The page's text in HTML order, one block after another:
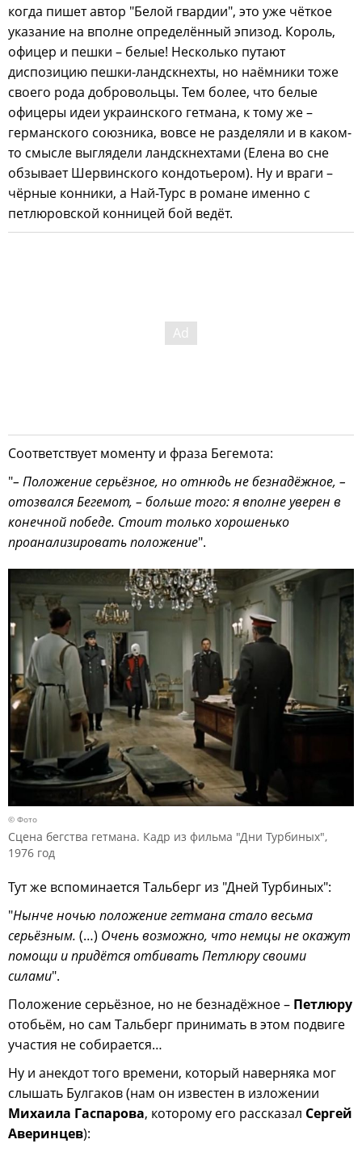
когда пишет автор "Белой гвардии", это уже чёткое
указание на вполне определённый эпизод. Король,
офицер и пешки – белые! Несколько путают
диспозицию пешки-ландскнехты, но наёмники тоже
своего рода добровольцы. Тем более, что белые
офицеры идеи украинского гетмана, к тому же –
германского союзника, вовсе не разделяли и в каком-
то смысле выглядели ландскнехтами (Елена во сне
обзывает Шервинского кондотьером). Ну и враги –
чёрные конники, а Най-Турс в романе именно с
петлюровской конницей бой ведёт.
Соответствует моменту и фраза Бегемота:
"– Положение серьёзное, но отнюдь не безнадёжное, –
отозвался Бегемот, – больше того: я вполне уверен в
конечной победе. Стоит только хорошенько
проанализировать положение".
© Фото
Сцена бегства гетмана. Кадр из фильма "Дни Турбиных",
1976 год
Тут же вспоминается Тальберг из "Дней Турбиных":
"Нынче ночью положение гетмана стало весьма
серьёзным. (…) Очень возможно, что немцы не окажут
помощи и придётся отбивать Петлюру своими
силами".
Положение серьёзное, но не безнадёжное – Петлюру
отобьём, но сам Тальберг принимать в этом подвиге
участия не собирается…
Ну и анекдот того времени, который наверняка мог
слышать Булгаков (нам он известен в изложении
Михаила Гаспарова, которому его рассказал Сергей
Аверинцев):